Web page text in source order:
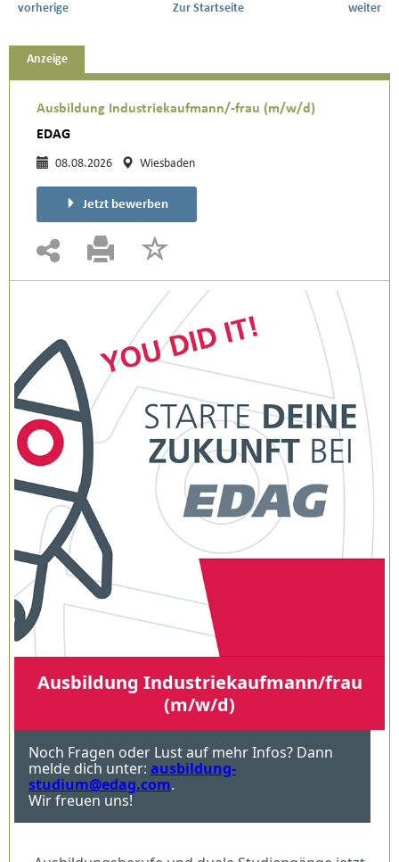
vorherige Zur Startseite weiter
Anzeige
Ausbildung Industriekaufmann/-frau (m/w/d)
EDAG
08.08.2026 Wiesbaden
Jetzt bewerben